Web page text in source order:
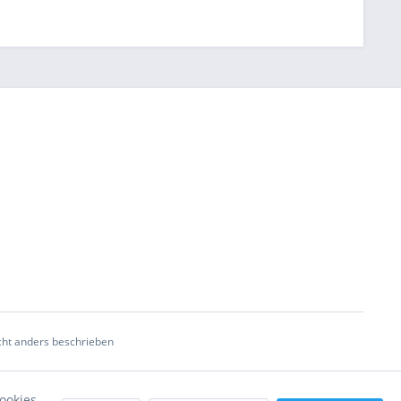
anders beschrieben